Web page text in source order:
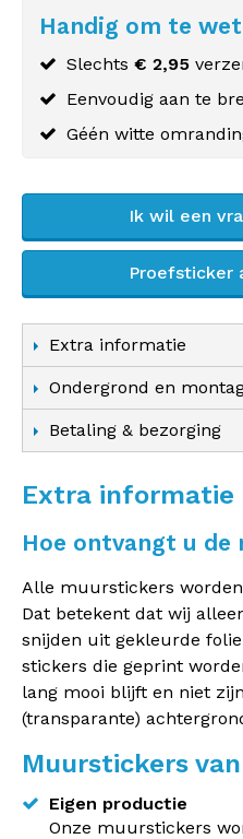
Handig om te
Slechts € 2,95
Eenvoudig aan te
Géén witte
Ik wil een
Proefsticker
Extra informatie
Ondergrond en
Betaling & bezorging
Extra informatie
Hoe ontvangt u de
Alle muurstickers
Dat betekent dat wij
snijden uit gekleurde
stickers die geprint
lang mooi blijft en niet
(transparante)
Muurstickers
Eigen productie
Onze muurstickers